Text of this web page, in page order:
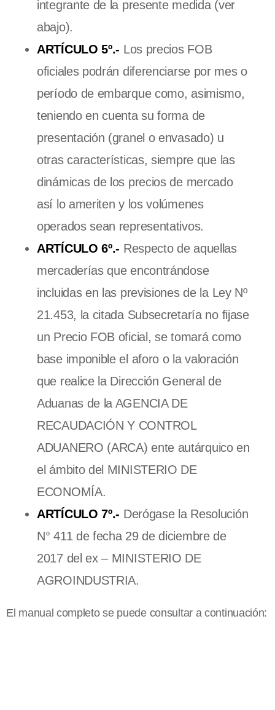
integrante de la presente medida (ver
abajo).
ARTÍCULO 5º.- Los precios FOB
oficiales podrán diferenciarse por mes o
período de embarque como, asimismo,
teniendo en cuenta su forma de
presentación (granel o envasado) u
otras características, siempre que las
dinámicas de los precios de mercado
así lo ameriten y los volúmenes
operados sean representativos.
ARTÍCULO 6º.- Respecto de aquellas
mercaderías que encontrándose
incluidas en las previsiones de la Ley Nº
21.453, la citada Subsecretaría no fijase
un Precio FOB oficial, se tomará como
base imponible el aforo o la valoración
que realice la Dirección General de
Aduanas de la AGENCIA DE
RECAUDACIÓN Y CONTROL
ADUANERO (ARCA) ente autárquico en
el ámbito del MINISTERIO DE
ECONOMÍA.
ARTÍCULO 7º.- Derógase la Resolución
N° 411 de fecha 29 de diciembre de
2017 del ex – MINISTERIO DE
AGROINDUSTRIA.
El manual completo se puede consultar a continuación: